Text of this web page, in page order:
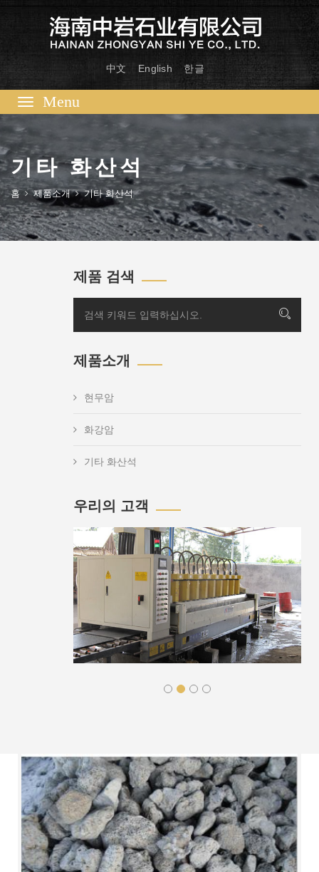
中文 English 한글
navigation
기타 화산석
홈 제품소개 기타 화산석
제품 검색
제품소개
현무암
화강암
기타 화산석
우리의 고객